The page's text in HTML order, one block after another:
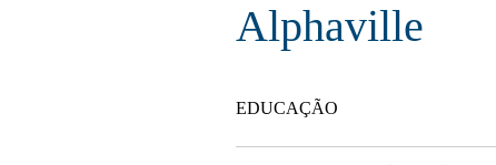
Alphaville
EDUCAÇÃO